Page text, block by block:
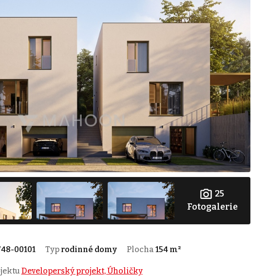
25
Fotogalerie
00101 Typ rodinné domy Plocha 154 m²
Developerský projekt, Úholičky